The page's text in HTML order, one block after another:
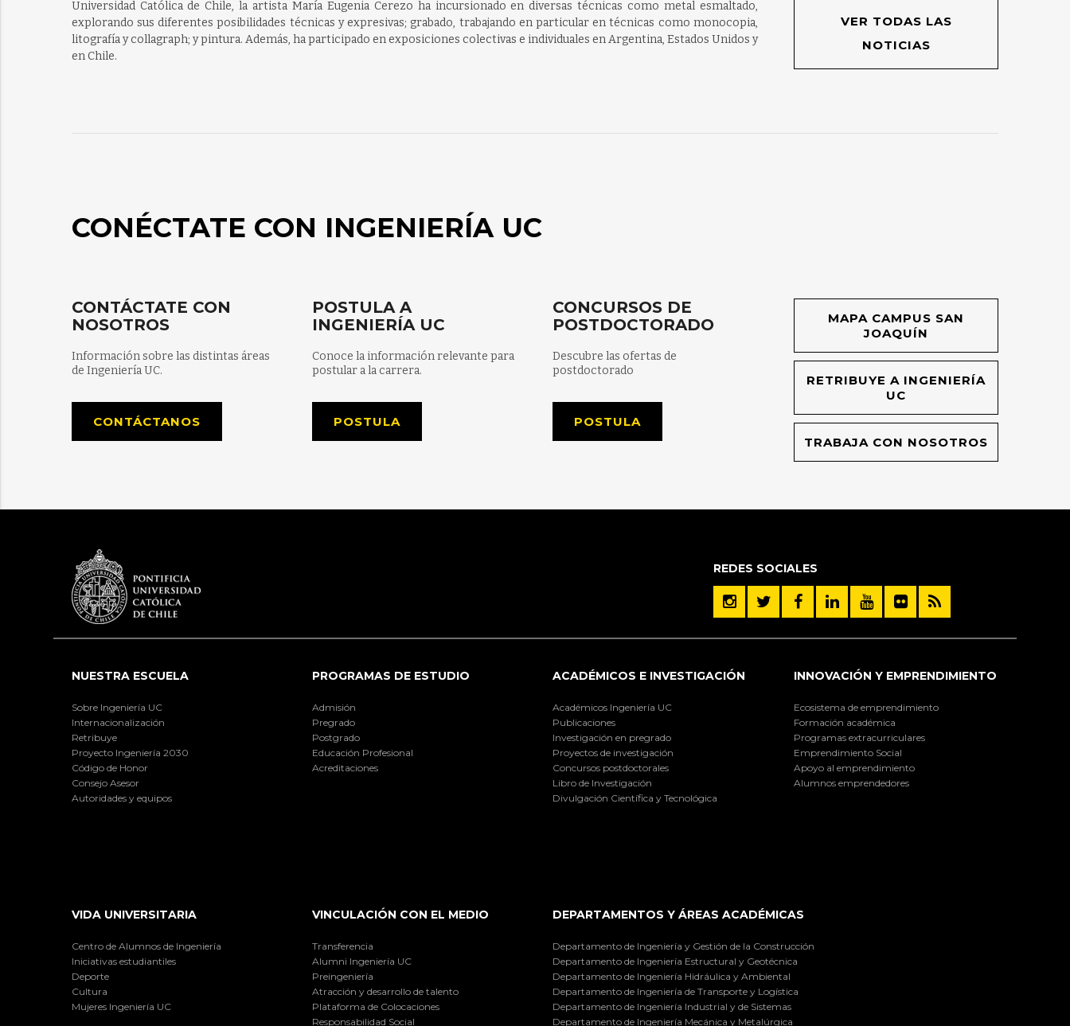
Universidad Católica de Chile, la artista María Eugenia Cerezo ha incursionado en diversas técnicas como metal esmaltado,
explorando sus diferentes posibilidades técnicas y expresivas; grabado, trabajando en particular en técnicas como monocopia,
litografía y collagraph; y pintura. Además, ha participado en exposiciones colectivas e individuales en Argentina, Estados Unidos y
en Chile.
VER TODAS LAS
NOTICIAS
CONÉCTATE CON INGENIERÍA UC
CONTÁCTATE CON
NOSOTROS
Información sobre las distintas áreas
de Ingeniería UC.
CONTÁCTANOS
POSTULA A
INGENIERÍA UC
Conoce la información relevante para
postular a la carrera.
POSTULA
CONCURSOS DE
POSTDOCTORADO
Descubre las ofertas de
postdoctorado
POSTULA
MAPA CAMPUS SAN
JOAQUÍN
RETRIBUYE A INGENIERÍA
UC
TRABAJA CON NOSOTROS
REDES SOCIALES
NUESTRA ESCUELA
Sobre Ingeniería UC
Internacionalización
Retribuye
Proyecto Ingeniería 2030
Código de Honor
Consejo Asesor
Autoridades y equipos
PROGRAMAS DE ESTUDIO
Admisión
Pregrado
Postgrado
Educación Profesional
Acreditaciones
ACADÉMICOS E INVESTIGACIÓN
Académicos Ingeniería UC
Publicaciones
Investigación en pregrado
Proyectos de investigación
Concursos postdoctorales
Libro de Investigación
Divulgación Científica y Tecnológica
INNOVACIÓN Y EMPRENDIMIENTO
Ecosistema de emprendimiento
Formación académica
Programas extracurriculares
Emprendimiento Social
Apoyo al emprendimiento
Alumnos emprendedores
VIDA UNIVERSITARIA
Centro de Alumnos de Ingeniería
Iniciativas estudiantiles
Deporte
Cultura
Mujeres Ingeniería UC
VINCULACIÓN CON EL MEDIO
Transferencia
Alumni Ingeniería UC
Preingeniería
Atracción y desarrollo de talento
Plataforma de Colocaciones
Responsabilidad Social
DEPARTAMENTOS Y ÁREAS ACADÉMICAS
Departamento de Ingeniería y Gestión de la Construcción
Departamento de Ingeniería Estructural y Geotécnica
Departamento de Ingeniería Hidráulica y Ambiental
Departamento de Ingeniería de Transporte y Logística
Departamento de Ingeniería Industrial y de Sistemas
Departamento de Ingeniería Mecánica y Metalúrgica